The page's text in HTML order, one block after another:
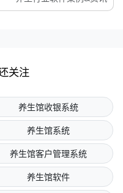
关注
养生馆收银系统
养生馆系统
养生馆客户管理系统
养生馆软件